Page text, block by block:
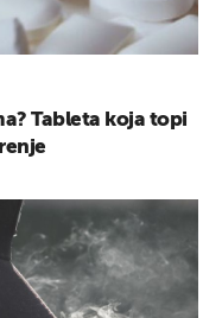
Tableta koja topi